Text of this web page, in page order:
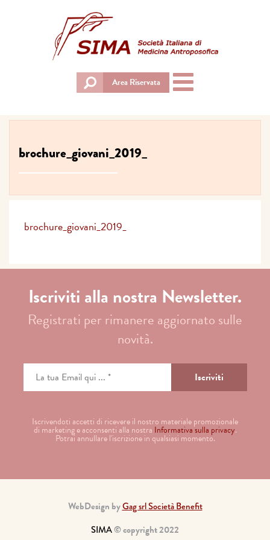
Area Riservata
Toggle
navigation
brochure_giovani_2019_
brochure_giovani_2019_
Iscriviti alla nostra Newsletter.
Registrati per rimanere aggiornato sulle
novità.
Iscrivendoti accetti di ricevere il nostro materiale promozionale
di marketing e acconsenti alla nostra Informativa sulla privacy.
Potrai annullare l'iscrizione in qualsiasi momento.
WebDesign byGag srl Società Benefit
SIMA© copyright 2022